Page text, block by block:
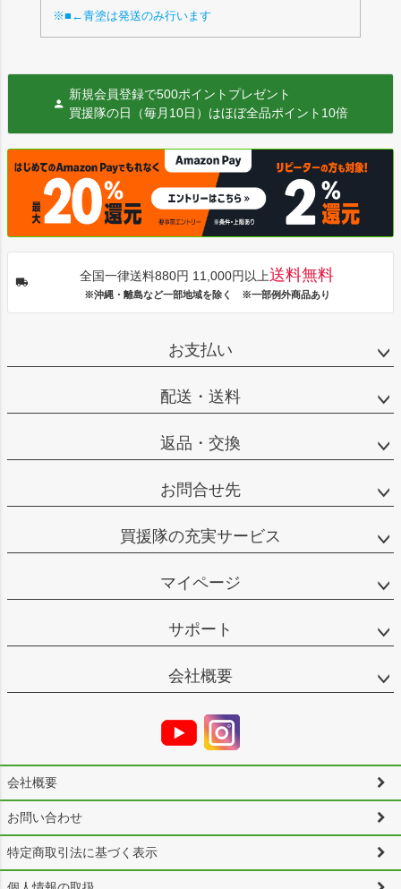
※■←青塗は発送のみ行います
新規会員登録で500ポイントプレゼント
買援隊の日（毎月10日）はほぼ全品ポイント10倍
全国一律送料880円 11,000円以上送料無料
※沖縄・離島など一部地域を除く ※一部例外商品あり
お支払い
配送・送料
返品・交換
お問合せ先
買援隊の充実サービス
マイページ
サポート
会社概要
会社概要
お問い合わせ
特定商取引法に基づく表示